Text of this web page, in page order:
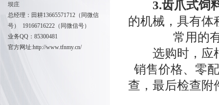
坝庄
总经理：田耕13665571712（同微信
号） 19166716222（同微信号）
业务QQ：85300481
官方网址:http://www.tfnmy.cn/
3.齿爪式饲
的机械，具有体
常用的
选购时，应根
销售价格、零
查，最后检查附